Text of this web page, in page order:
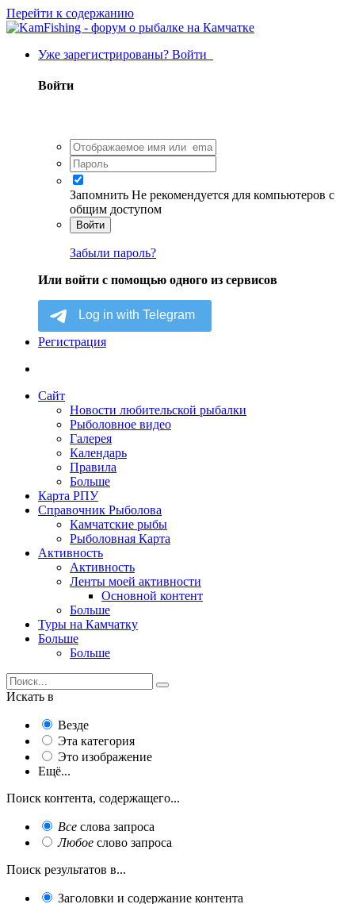
Перейти к содержанию
Уже зарегистрированы? Войти
Войти
Запомнить Не рекомендуется для компьютеров с
общим доступом
Войти
Забыли пароль?
Или войти с помощью одного из сервисов
Регистрация
Сайт
Новости любительской рыбалки
Рыболовное видео
Галерея
Календарь
Правила
Больше
Карта РПУ
Справочник Рыболова
Камчатские рыбы
Рыболовная Карта
Активность
Активность
Ленты моей активности
Основной контент
Больше
Туры на Камчатку
Больше
Больше
Искать в
Везде
Эта категория
Это изображение
Ещё...
Поиск контента, содержащего...
Все слова запроса
Любое слово запроса
Поиск результатов в...
Заголовки и содержание контента